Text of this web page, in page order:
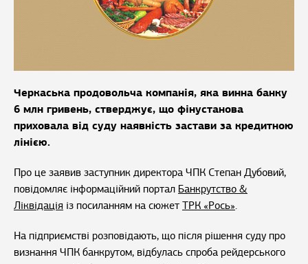
Черкаська продовольча компанія, яка винна банку
6 млн гривень, стверджує, що фінустанова
приховала від суду наявність застави за кредитною
лінією.
Про це заявив заступник директора ЧПК Степан Дубовий,
повідомляє інформаційний портал Банкрутство &
Ліквідація із посиланням на сюжет ТРК «Рось».
На підприємстві розповідають, що після рішення суду про
визнання ЧПК банкрутом, відбулась спроба рейдерського